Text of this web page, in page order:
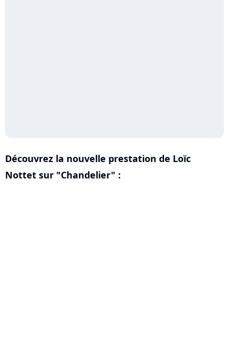
Découvrez la nouvelle prestation de Loïc
Nottet sur "Chandelier" :